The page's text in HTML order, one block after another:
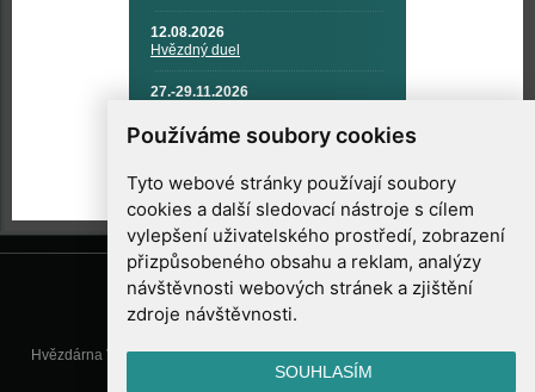
Používáme soubory cookies
Tyto webové stránky používají soubory
cookies a další sledovací nástroje s cílem
vylepšení uživatelského prostředí, zobrazení
přizpůsobeného obsahu a reklam, analýzy
návštěvnosti webových stránek a zjištění
zdroje návštěvnosti.
SOUHLASÍM
12.08.2026
Hvězdný duel
27.-29.11.2026
TECHNIKA A KOSMICKÉ
TECHNOLOGIE
Hvězdárna Valašské Meziříčí, příspěvková organizace, Vsetínská 78, 757
01 Valašské Meziříčí